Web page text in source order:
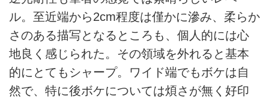
ル。至近端から2cm程度は僅かに滲み、柔らか
さのある描写となるところも、個人的には心
地良く感じられた。その領域を外れると基本
的にとてもシャープ。ワイド端でもボケは自
然で、特に後ボケについては煩さが無く好印